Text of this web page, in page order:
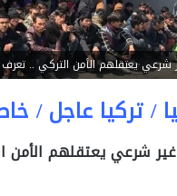
/ تركيا عاجل /
غير شرعي يعتقلهم